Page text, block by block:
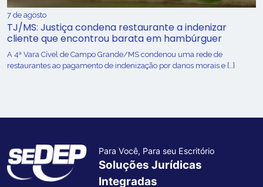
7 de agosto
TJ/MS: Justiça condena restaurante a indenizar
cliente que encontrou barata em hambúrguer
A 4ª Vara Cível de Campo Grande/MS condenou uma rede de
restaurantes ao pagamento de indenização por danos morais e […]
Para Você, Para seu Escritório
Soluções Jurídicas
Integradas